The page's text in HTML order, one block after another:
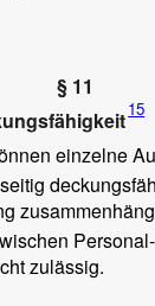
§ 11
15
einzelne
zulässig.